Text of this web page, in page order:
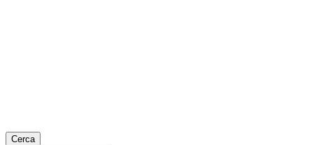
Cerca